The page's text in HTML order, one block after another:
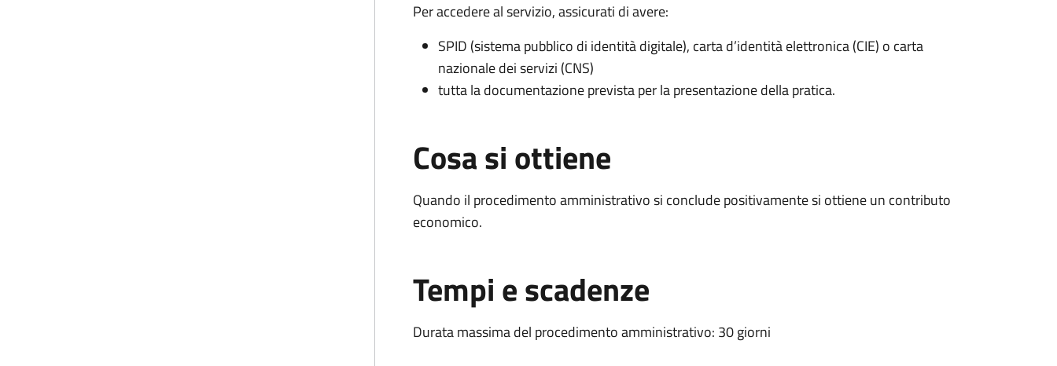
Per accedere al servizio, assicurati di avere:
SPID (sistema pubblico di identità digitale), carta d’identità elettronica (CIE) o carta
nazionale dei servizi (CNS)
tutta la documentazione prevista per la presentazione della pratica.
Cosa si ottiene
Quando il procedimento amministrativo si conclude positivamente si ottiene un contributo
economico.
Tempi e scadenze
Durata massima del procedimento amministrativo: 30 giorni